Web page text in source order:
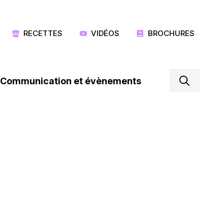
RECETTES VIDÉOS BROCHURES
Communication et évènements